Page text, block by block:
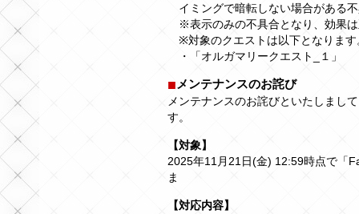
イミングで暗転しない場合がある
※表示のみの不具合となり、効果
※対象のクエストは以下となります
・「オルガマリークエスト_１」
メンテナンスのお詫び
メンテナンスのお詫びといたしまし
す。
【対象】
2025年11月21日(金) 12:59時点で「
ま
【対応内容】